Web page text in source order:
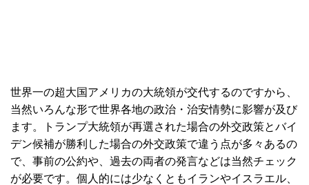
世界一の超大国アメリカの大統領が交代するのですから、
当然いろんな形で世界各地の政治・治安情勢に影響が及び
ます。トランプ大統領が再選された場合の外交政策とバイ
デン候補が勝利した場合の外交政策で違う点が多々あるの
で、事前の公約や、過去の両者の発言などは当然チェック
が必要です。個人的には少なくともイランやイスラエル、